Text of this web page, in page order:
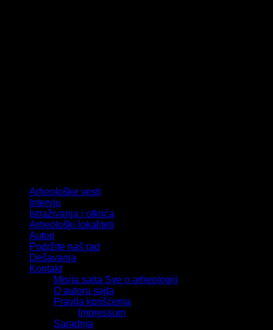
Arheološke vesti
Intervju
Istraživanja i otkrića
Arheološki lokaliteti
Autori
Podržite naš rad
Dešavanja
Kontakt
Misija sajta Sve o arheologiji
O autoru sajta
Pravila korišćenja
Impressum
Saradnja